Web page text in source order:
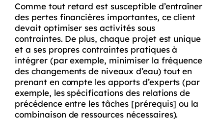
Comme tout retard est susceptible d’entraîner
des pertes financières importantes, ce client
devait optimiser ses activités sous
contraintes. De plus, chaque projet est unique
et a ses propres contraintes pratiques à
intégrer (par exemple, minimiser la fréquence
des changements de niveaux d’eau) tout en
prenant en compte les apports d’experts (par
exemple, les spécifications des relations de
précédence entre les tâches [prérequis] ou la
combinaison de ressources nécessaires).